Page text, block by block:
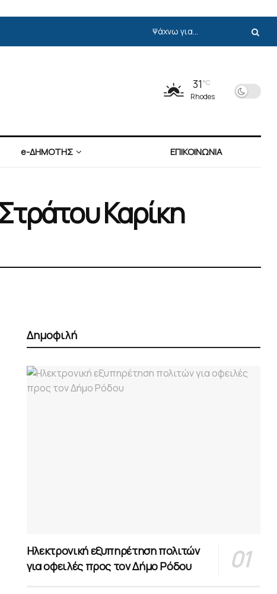
31°C
Rhodes
e-ΔΗΜΟΤΗΣ ΕΠΙΚΟΙΝΩΝΙΑ
Καρίκη
Δημοφιλή
Ηλεκτρονική εξυπηρέτηση πολιτών
για οφειλές προς τον Δήμο Ρόδου